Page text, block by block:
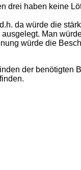
haben keine
da würde die
Man
würde die
der